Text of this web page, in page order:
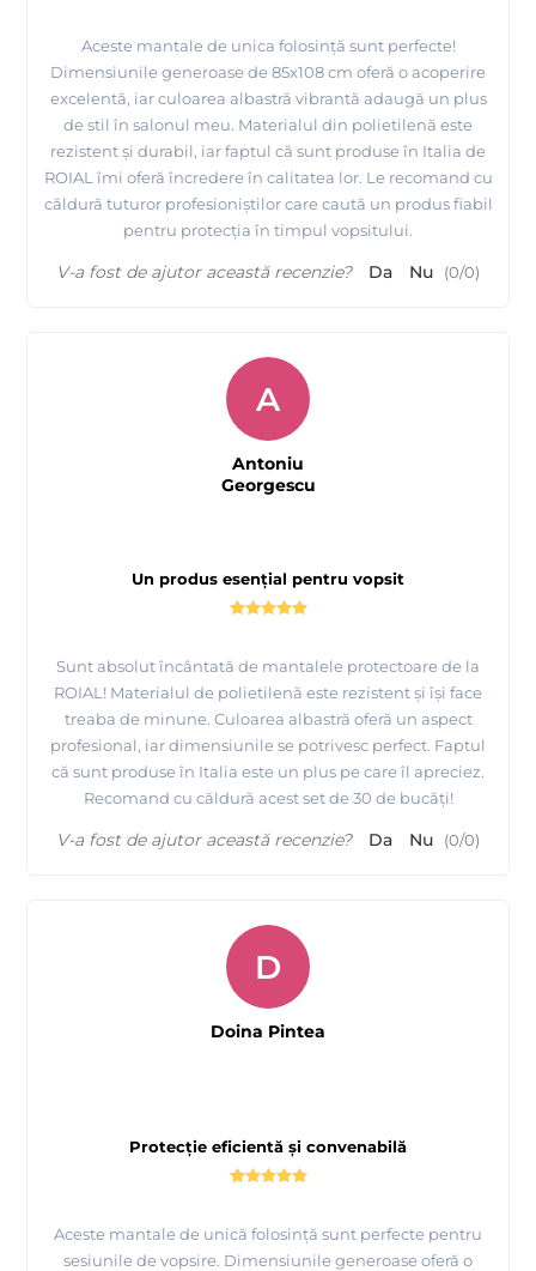
Aceste mantale de unica folosință sunt perfecte!
Dimensiunile generoase de 85x108 cm oferă o acoperire
excelentă, iar culoarea albastră vibrantă adaugă un plus
de stil în salonul meu. Materialul din polietilenă este
rezistent și durabil, iar faptul că sunt produse în Italia de
ROIAL îmi oferă încredere în calitatea lor. Le recomand cu
căldură tuturor profesioniștilor care caută un produs fiabil
pentru protecția în timpul vopsitului.
V-a fost de ajutor această recenzie? Da Nu (0/0)
Un produs esențial pentru vopsit
Sunt absolut încântată de mantalele protectoare de la
ROIAL! Materialul de polietilenă este rezistent și își face
treaba de minune. Culoarea albastră oferă un aspect
profesional, iar dimensiunile se potrivesc perfect. Faptul
că sunt produse în Italia este un plus pe care îl apreciez.
Recomand cu căldură acest set de 30 de bucăți!
A
Antoniu
Georgescu
V-a fost de ajutor această recenzie? Da Nu (0/0)
Protecție eficientă și convenabilă
Aceste mantale de unică folosință sunt perfecte pentru
sesiunile de vopsire. Dimensiunile generoase oferă o
D
Doina Pintea